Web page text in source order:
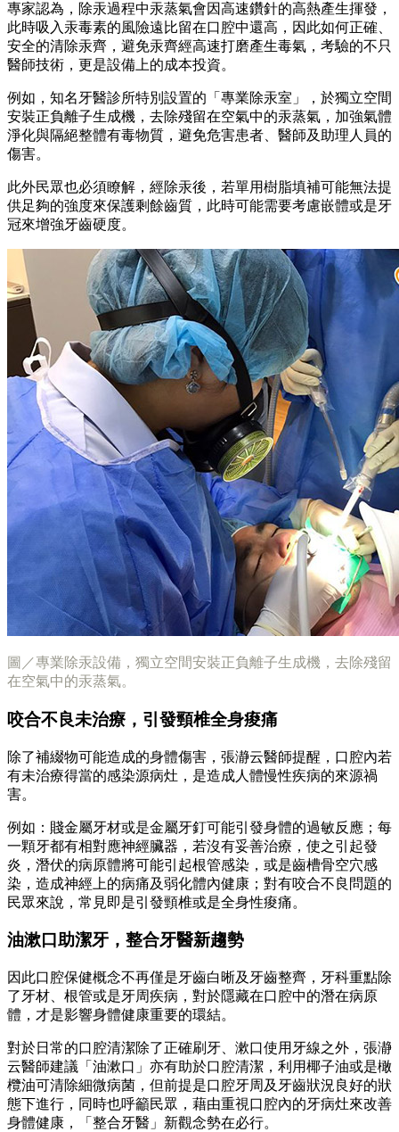
專家認為，除汞過程中汞蒸氣會因高速鑽針的高熱產生揮發，
此時吸入汞毒素的風險遠比留在口腔中還高，因此如何正確、
安全的清除汞齊，避免汞齊經高速打磨產生毒氣，考驗的不只
醫師技術，更是設備上的成本投資。
例如，知名牙醫診所特別設置的「專業除汞室」，於獨立空間
安裝正負離子生成機，去除殘留在空氣中的汞蒸氣，加強氣體
淨化與隔絕整體有毒物質，避免危害患者、醫師及助理人員的
傷害。
此外民眾也必須瞭解，經除汞後，若單用樹脂填補可能無法提
供足夠的強度來保護剩餘齒質，此時可能需要考慮嵌體或是牙
冠來增強牙齒硬度。
圖／專業除汞設備，獨立空間安裝正負離子生成機，去除殘留
在空氣中的汞蒸氣。
咬合不良未治療，引發頸椎全身痠痛
除了補綴物可能造成的身體傷害，張瀞云醫師提醒，口腔內若
有未治療得當的感染源病灶，是造成人體慢性疾病的來源禍
害。
例如：賤金屬牙材或是金屬牙釘可能引發身體的過敏反應；每
一顆牙都有相對應神經臟器，若沒有妥善治療，使之引起發
炎，潛伏的病原體將可能引起根管感染，或是齒槽骨空穴感
染，造成神經上的病痛及弱化體內健康；對有咬合不良問題的
民眾來說，常見即是引發頸椎或是全身性痠痛。
油漱口助潔牙，整合牙醫新趨勢
因此口腔保健概念不再僅是牙齒白晰及牙齒整齊，牙科重點除
了牙材、根管或是牙周疾病，對於隱藏在口腔中的潛在病原
體，才是影響身體健康重要的環結。
對於日常的口腔清潔除了正確刷牙、漱口使用牙線之外，張瀞
云醫師建議「油漱口」亦有助於口腔清潔，利用椰子油或是橄
欖油可清除細微病菌，但前提是口腔牙周及牙齒狀況良好的狀
態下進行，同時也呼籲民眾，藉由重視口腔內的牙病灶來改善
身體健康，「整合牙醫」新觀念勢在必行。